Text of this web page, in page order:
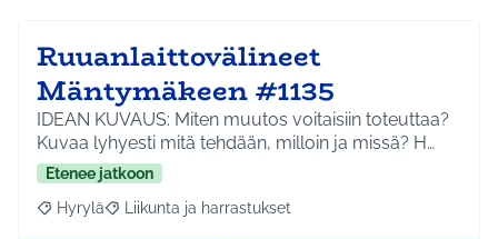
Ruuanlaittovälineet
Mäntymäkeen #1135
IDEAN KUVAUS: Miten muutos voitaisiin toteuttaa?
Kuvaa lyhyesti mitä tehdään, milloin ja missä? H…
Etenee jatkoon
Rajaa tulokset aihepiirin mukaan: Hyrylä
Hyrylä Rajaa tulokset teeman mukaan: Liikunta ja
Liikunta ja harrastukset